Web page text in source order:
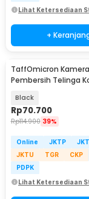
Lihat Ketersediaan
+
TaffOmicron Kamera
Pembersih Telinga
NE6
Black
Rp70.700
Rp114.900 39%
Online JKTP
JKTU
TGR CKP
PDPK
Lihat Ketersediaan